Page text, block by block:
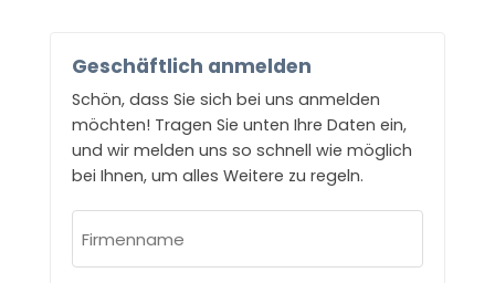
Geschäftlich anmelden
Schön, dass Sie sich bei uns anmelden
möchten! Tragen Sie unten Ihre Daten ein,
und wir melden uns so schnell wie möglich
bei Ihnen, um alles Weitere zu regeln.
(erforderlich)